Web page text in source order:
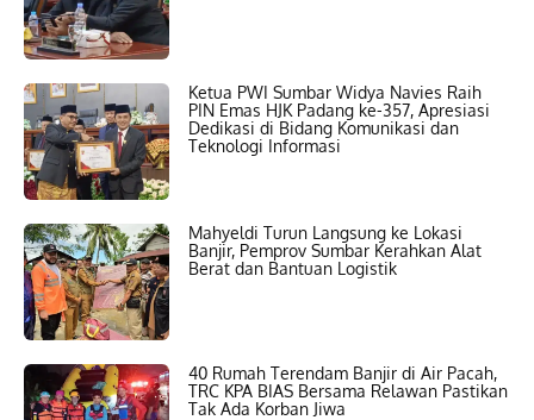
Ketua PWI Sumbar Widya Navies Raih
PIN Emas HJK Padang ke-357, Apresiasi
Dedikasi di Bidang Komunikasi dan
Teknologi Informasi
Mahyeldi Turun Langsung ke Lokasi
Banjir, Pemprov Sumbar Kerahkan Alat
Berat dan Bantuan Logistik
40 Rumah Terendam Banjir di Air Pacah,
TRC KPA BIAS Bersama Relawan Pastikan
Tak Ada Korban Jiwa